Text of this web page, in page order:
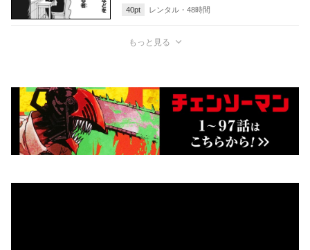
40pt レンタル・ 48時間
もっと見る